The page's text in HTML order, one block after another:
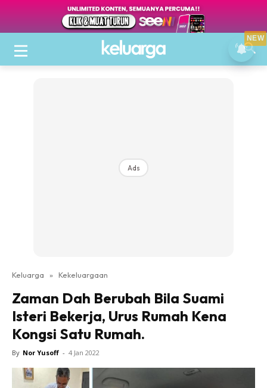
Ads
Keluarga » Kekeluargaan
Zaman Dah Berubah Bila Suami
Isteri Bekerja, Urus Rumah Kena
Kongsi Satu Rumah.
By Nor Yusoff - 4 Jan 2022
NEW